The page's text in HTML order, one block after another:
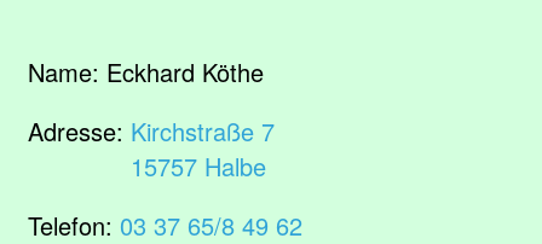
Name: Eckhard Köthe
Adresse: Kirchstraße 7
15757 Halbe
Telefon: 03 37 65/8 49 62